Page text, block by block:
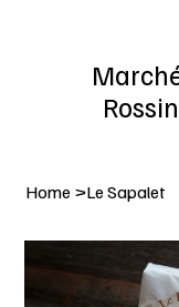
Home >Le Sapalet